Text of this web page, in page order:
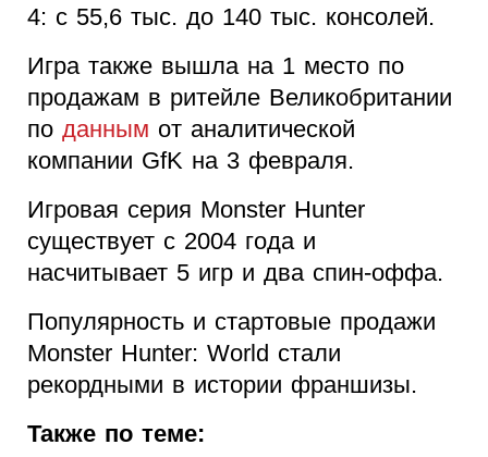
4: с 55,6 тыс. до 140 тыс. консолей.
Игра также вышла на 1 место по
продажам в ритейле Великобритании
по данным от аналитической
компании GfK на 3 февраля.
Игровая серия Monster Hunter
существует с 2004 года и
насчитывает 5 игр и два спин-оффа.
Популярность и стартовые продажи
Monster Hunter: World стали
рекордными в истории франшизы.
Также по теме: